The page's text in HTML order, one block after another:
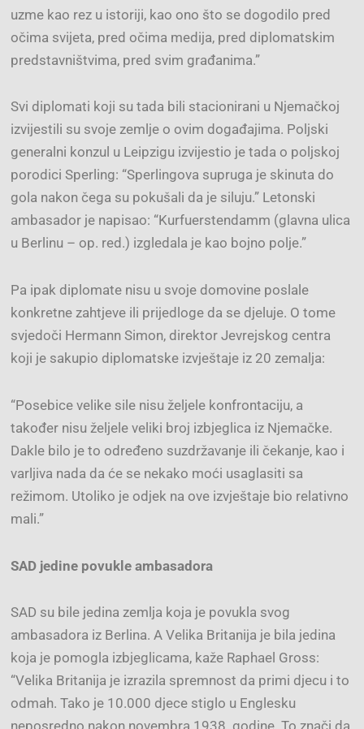
uzme kao rez u istoriji, kao ono što se dogodilo pred
očima svijeta, pred očima medija, pred diplomatskim
predstavništvima, pred svim građanima.”
Svi diplomati koji su tada bili stacionirani u Njemačkoj
izvijestili su svoje zemlje o ovim događajima. Poljski
generalni konzul u Leipzigu izvijestio je tada o poljskoj
porodici Sperling: “Sperlingova supruga je skinuta do
gola nakon čega su pokušali da je siluju.” Letonski
ambasador je napisao: “Kurfuerstendamm (glavna ulica
u Berlinu – op. red.) izgledala je kao bojno polje.”
Pa ipak diplomate nisu u svoje domovine poslale
konkretne zahtjeve ili prijedloge da se djeluje. O tome
svjedoči Hermann Simon, direktor Jevrejskog centra
koji je sakupio diplomatske izvještaje iz 20 zemalja:
“Posebice velike sile nisu željele konfrontaciju, a
također nisu željele veliki broj izbjeglica iz Njemačke.
Dakle bilo je to određeno suzdržavanje ili čekanje, kao i
varljiva nada da će se nekako moći usaglasiti sa
režimom. Utoliko je odjek na ove izvještaje bio relativno
mali.”
SAD jedine povukle ambasadora
SAD su bile jedina zemlja koja je povukla svog
ambasadora iz Berlina. A Velika Britanija je bila jedina
koja je pomogla izbjeglicama, kaže Raphael Gross:
“Velika Britanija je izrazila spremnost da primi djecu i to
odmah. Tako je 10.000 djece stiglo u Englesku